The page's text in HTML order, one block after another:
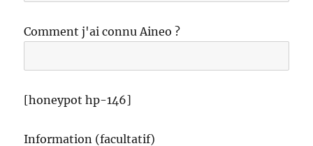
Comment j'ai connu Aineo ?
[honeypot hp-146]
Information (facultatif)